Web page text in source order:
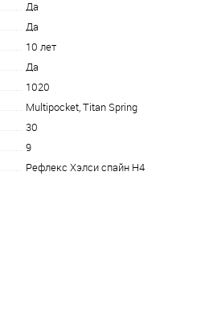
Да
Да
10 лет
Да
1020
Multipocket, Titan Spring
30
9
Рефлекс Хэлси спайн H4